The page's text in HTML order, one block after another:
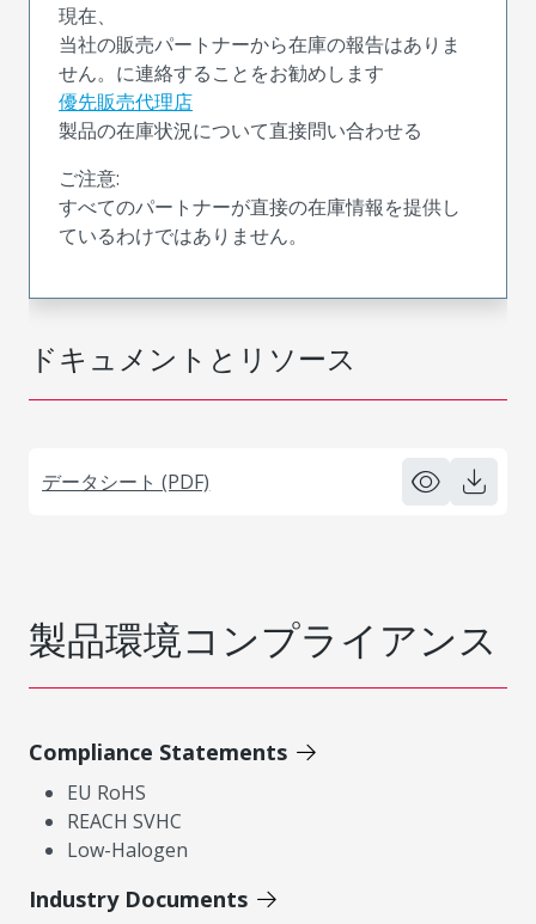
ドキュメントとリソース
データシート (PDF)
現在、
当社の販売パートナーから在庫の報告はありま
せん。に連絡することをお勧めします
優先販売代理店
製品の在庫状況について直接問い合わせる
ご注意:
すべてのパートナーが直接の在庫情報を提供し
ているわけではありません。
製品環境コンプライアンス
Compliance Statements
EU RoHS
REACH SVHC
Low-Halogen
Industry Documents